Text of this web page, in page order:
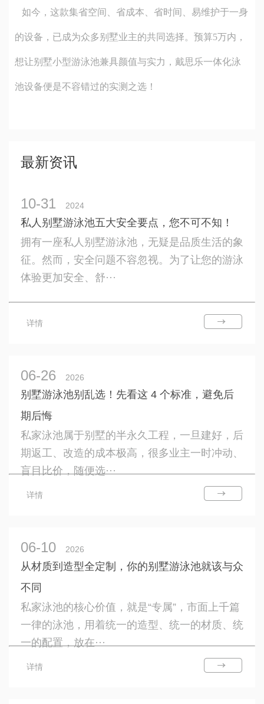
如今，这款集省空间、省成本、省时间、易维护于一身
的设备，已成为众多别墅业主的共同选择。预算5万内，
想让别墅小型游泳池兼具颜值与实力，戴思乐一体化泳
池设备便是不容错过的实测之选！
最新资讯
10-31 2024
私人别墅游泳池五大安全要点，您不可不知！
拥有一座私人别墅游泳池，无疑是品质生活的象
征。然而，安全问题不容忽视。为了让您的游泳
体验更加安全、舒···
详情
06-26 2026
别墅游泳池别乱选！先看这 4 个标准，避免后
期后悔
私家泳池属于别墅的半永久工程，一旦建好，后
期返工、改造的成本极高，很多业主一时冲动、
盲目比价，随便选···
详情
06-10 2026
从材质到造型全定制，你的别墅游泳池就该与众
不同
私家泳池的核心价值，就是“专属”，市面上千篇
一律的泳池，用着统一的造型、统一的材质、统
一的配置，放在···
详情